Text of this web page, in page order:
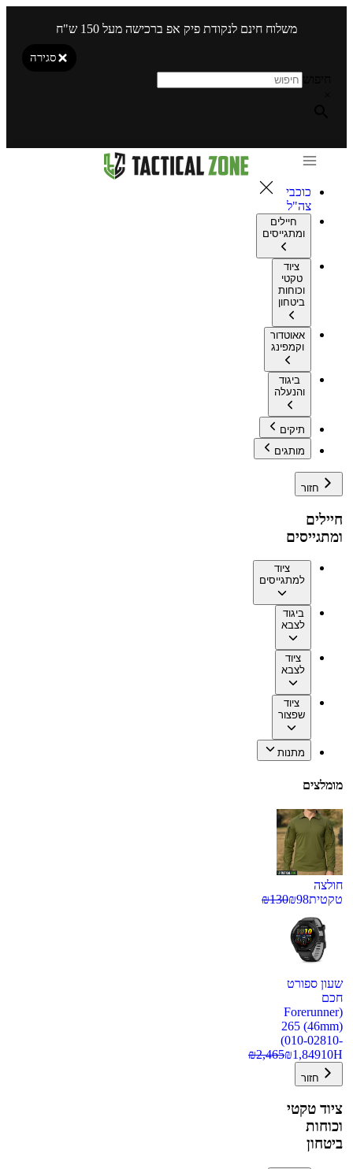
משלוח חינם לנקודת פיק אפ ברכישה מעל 150 ש"ח
סגירה
כוכבי
צה"ל
חיילים
ומתגייסים
ציוד
טקטי
וכוחות
ביטחון
אאוטדור
וקמפינג
ביגוד
והנעלה
תיקים
מותגים
חזור
חיילים
ומתגייסים
ציוד
למתגייסים
ביגוד
לצבא
ציוד
לצבא
ציוד
שפצור
מתנות
מומלצים
חולצה
טקטית
₪98
₪130
שעון ספורט
חכם
(Forerunner
265 (46mm)
(010-02810-
10H
₪1,849
₪2,465
חזור
ציוד טקטי
וכוחות
ביטחון